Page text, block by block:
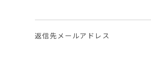
返信先メールアドレス